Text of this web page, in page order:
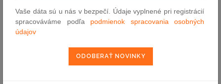
Ďalej sa zavádza lehota, v rámci ktorej je zadávateľ povinný
rozhodnúť o vyúčtovanom znalečnom a tlmočnom (30 dní od
znalečného a tlmočného (60 dní od právoplatnosti uznesenia o
Vaše dáta sú u nás v bezpečí. Údaje vyplnené pri registrácií
spracováváme podľa podmienok spracovania osobných
údajov